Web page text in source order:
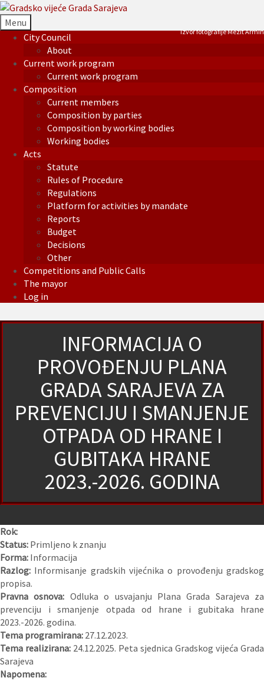
Menu
City Council
About
Current work program
Current work program
Composition
Current members
Composition by parties
Composition by working bodies
Working bodies
Acts
Statute
Rules of Procedure
Regulations
Platform for activities by mandate
Reports
Budget
Decisions
Other
Competitions and Public Calls
The mayor
Log in
Izvor fotografije Mezit Armin
INFORMACIJA O
PROVOĐENJU PLANA
GRADA SARAJEVA ZA
PREVENCIJU I SMANJENJE
OTPADA OD HRANE I
GUBITAKA HRANE
2023.-2026. GODINA
Rok:
Status: Primljeno k znanju
Forma: Informacija
Razlog: Informisanje gradskih vijećnika o provođenju gradskog
propisa.
Pravna osnova: Odluka o usvajanju Plana Grada Sarajeva za
prevenciju i smanjenje otpada od hrane i gubitaka hrane
2023.-2026. godina.
Tema programirana: 27.12.2023.
Tema realizirana: 24.12.2025. Peta sjednica Gradskog vijeća Grada
Sarajeva
Napomena: